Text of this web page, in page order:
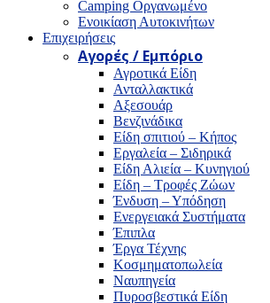
Camping Οργανωμένο
Ενοικίαση Αυτοκινήτων
Επιχειρήσεις
Αγορές / Εμπόριο
Αγροτικά Είδη
Ανταλλακτικά
Αξεσουάρ
Βενζινάδικα
Είδη σπιτιού – Κήπος
Εργαλεία – Σιδηρικά
Είδη Αλιεία – Κυνηγιού
Είδη – Τροφές Ζώων
Ένδυση – Υπόδηση
Ενεργειακά Συστήματα
Έπιπλα
Έργα Τέχνης
Κοσμηματοπωλεία
Ναυπηγεία
Πυροσβεστικά Είδη